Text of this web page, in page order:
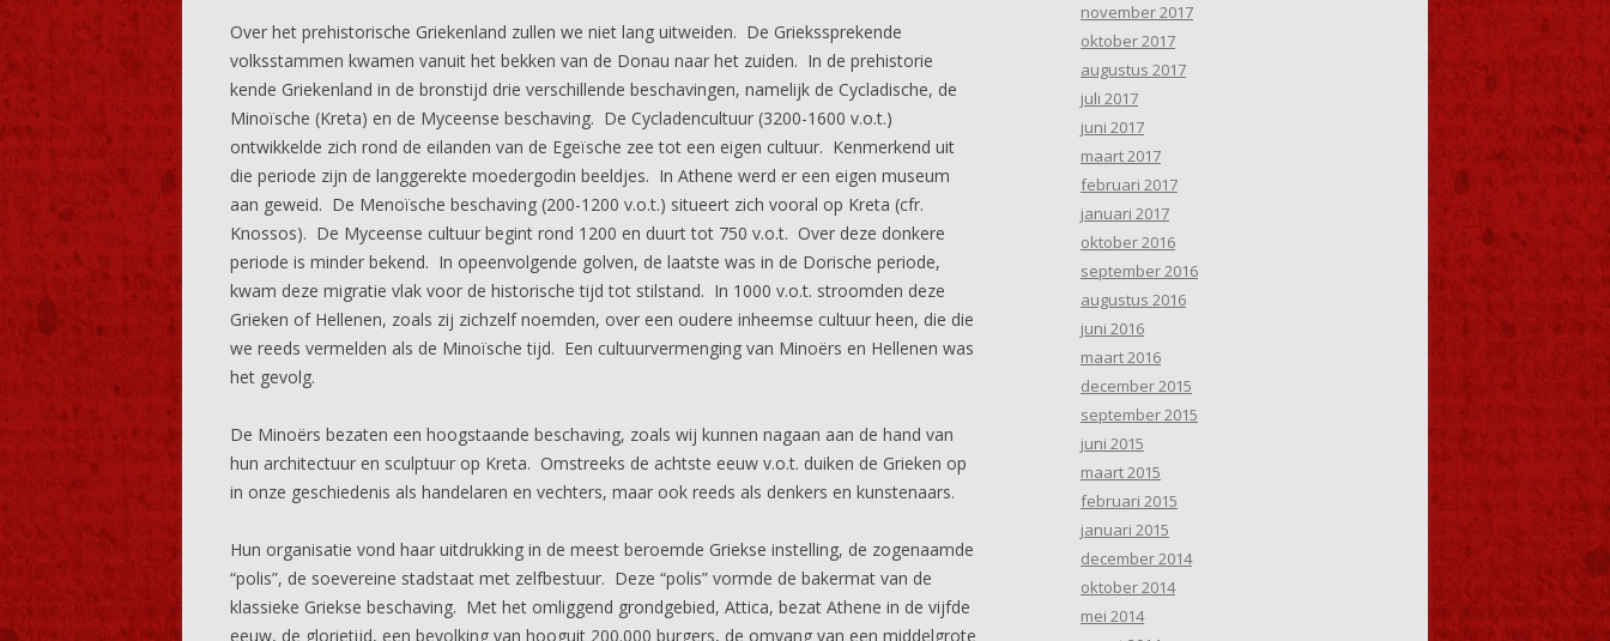
Over het prehistorische Griekenland zullen we niet lang uitweiden. De Griekssprekende
volksstammen kwamen vanuit het bekken van de Donau naar het zuiden. In de prehistorie
kende Griekenland in de bronstijd drie verschillende beschavingen, namelijk de Cycladische, de
Minoïsche (Kreta) en de Myceense beschaving. De Cycladencultuur (3200-1600 v.o.t.)
ontwikkelde zich rond de eilanden van de Egeïsche zee tot een eigen cultuur. Kenmerkend uit
die periode zijn de langgerekte moedergodin beeldjes. In Athene werd er een eigen museum
aan geweid. De Menoïsche beschaving (200-1200 v.o.t.) situeert zich vooral op Kreta (cfr.
Knossos). De Myceense cultuur begint rond 1200 en duurt tot 750 v.o.t. Over deze donkere
periode is minder bekend. In opeenvolgende golven, de laatste was in de Dorische periode,
kwam deze migratie vlak voor de historische tijd tot stilstand. In 1000 v.o.t. stroomden deze
Grieken of Hellenen, zoals zij zichzelf noemden, over een oudere inheemse cultuur heen, die die
we reeds vermelden als de Minoïsche tijd. Een cultuurvermenging van Minoërs en Hellenen was
het gevolg.
De Minoërs bezaten een hoogstaande beschaving, zoals wij kunnen nagaan aan de hand van
hun architectuur en sculptuur op Kreta. Omstreeks de achtste eeuw v.o.t. duiken de Grieken op
in onze geschiedenis als handelaren en vechters, maar ook reeds als denkers en kunstenaars.
Hun organisatie vond haar uitdrukking in de meest beroemde Griekse instelling, de zogenaamde
“polis”, de soevereine stadstaat met zelfbestuur. Deze “polis” vormde de bakermat van de
klassieke Griekse beschaving. Met het omliggend grondgebied, Attica, bezat Athene in de vijfde
eeuw, de glorietijd, een bevolking van hooguit 200.000 burgers, de omvang van een middelgrote
november 2017
oktober 2017
augustus 2017
juli 2017
juni 2017
maart 2017
februari 2017
januari 2017
oktober 2016
september 2016
augustus 2016
juni 2016
maart 2016
december 2015
september 2015
juni 2015
maart 2015
februari 2015
januari 2015
december 2014
oktober 2014
mei 2014